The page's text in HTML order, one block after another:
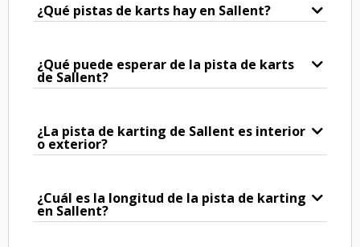
¿Qué pistas de karts hay en Sallent?
¿Qué puede esperar de la pista de karts
de Sallent?
¿La pista de karting de Sallent es interior
o exterior?
¿Cuál es la longitud de la pista de karting
en Sallent?